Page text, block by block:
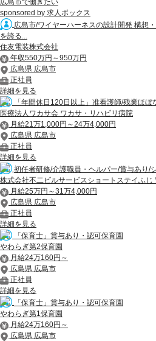
広島市で働きたい
sponsored by 求人ボックス
広島市/ワイヤーハーネスの設計開発 構想
を誇る...
住友電装株式会社
年収550万円～950万円
広島県 広島市
正社員
詳細を見る
「年間休日120日以上」准看護師/残業ほぼ
医療法人ワカサ会 ワカサ・リハビリ病院
月給21万1,000円～24万4,000円
広島県 広島市
正社員
詳細を見る
初任者研修/介護職員・ヘルパー/賞与あり/
株式会社不二ビルサービスショートステイふじ
月給25万円～31万4,000円
広島県 広島市
正社員
詳細を見る
「保育士」賞与あり・認可保育園
やわらぎ第2保育園
月給24万160円～
広島県 広島市
正社員
詳細を見る
「保育士」賞与あり・認可保育園
やわらぎ第1保育園
月給24万160円～
広島県 広島市